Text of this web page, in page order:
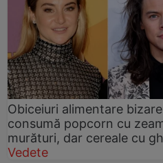
Obiceiuri alimentare
consumă popcorn cu
murături, dar cereale cu
Vedete